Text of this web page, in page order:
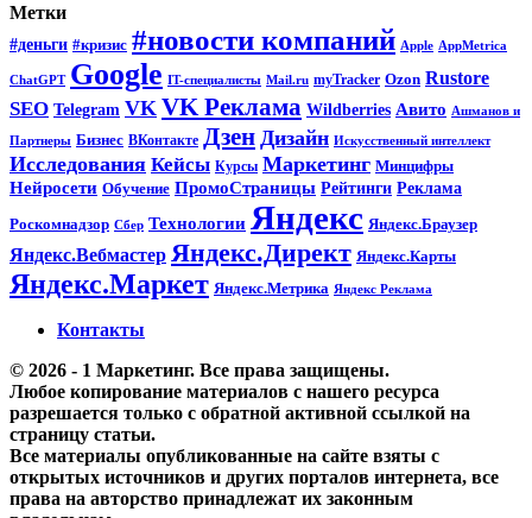
Метки
#деньги #кризис #новости компаний Apple AppMetrica
ChatGPT Google IT-специалисты Mail.ru myTracker Ozon Rustore
SEO Telegram VK VK Реклама Wildberries Авито Ашманов и
Партнеры Бизнес ВКонтакте Дзен Дизайн Искусственный интеллект
Исследования Кейсы Курсы Маркетинг Минцифры
Нейросети Обучение ПромоСтраницы Рейтинги Реклама
Роскомнадзор Сбер Технологии Яндекс Яндекс.Браузер
Яндекс.Вебмастер Яндекс.Директ Яндекс.Карты
Яндекс.Маркет Яндекс.Метрика Яндекс Реклама
Контакты
© 2026 - 1 Маркетинг. Все права защищены.
Любое копирование материалов с нашего ресурса
разрешается только с обратной активной ссылкой на
страницу статьи.
Все материалы опубликованные на сайте взяты с
открытых источников и других порталов интернета, все
права на авторство принадлежат их законным